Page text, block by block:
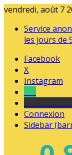
vendredi, août 7
Service
les jours de
Facebook
X
Instagram
Connexion
Sidebar